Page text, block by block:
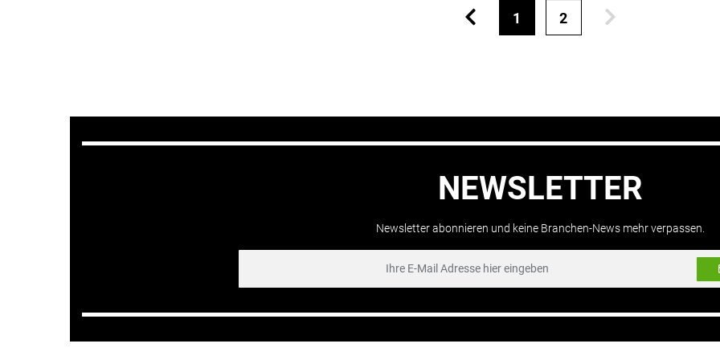
1 2
NEWSLETTER
Newsletter abonnieren und keine Branchen-News mehr verpassen.